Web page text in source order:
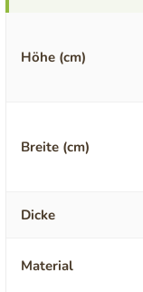
Höhe (cm)
Breite (cm)
Dicke
Material